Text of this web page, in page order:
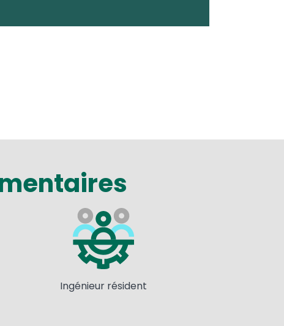
Ingénieur résident